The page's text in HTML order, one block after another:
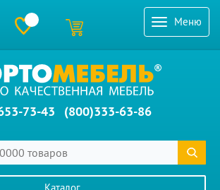
Меню
73-43 (800)333-63-86